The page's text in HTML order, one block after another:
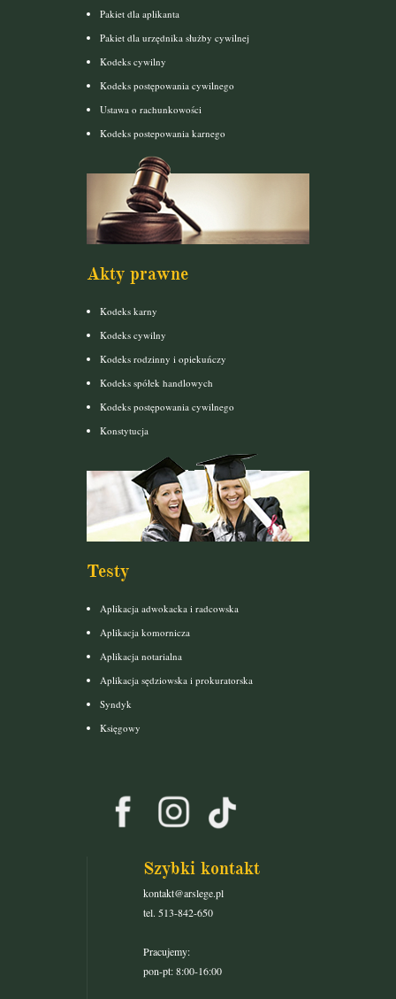
Pakiet dla aplikanta
Pakiet dla urzędnika służby cywilnej
Kodeks cywilny
Kodeks postępowania cywilnego
Ustawa o rachunkowości
Kodeks postepowania karnego
Akty prawne
Kodeks karny
Kodeks cywilny
Kodeks rodzinny i opiekuńczy
Kodeks spółek handlowych
Kodeks postępowania cywilnego
Konstytucja
Testy
Aplikacja adwokacka i radcowska
Aplikacja komornicza
Aplikacja notarialna
Aplikacja sędziowska i prokuratorska
Syndyk
Księgowy
Szybki kontakt
kontakt@arslege.pl
tel. 513-842-650
Pracujemy:
pon-pt: 8:00-16:00